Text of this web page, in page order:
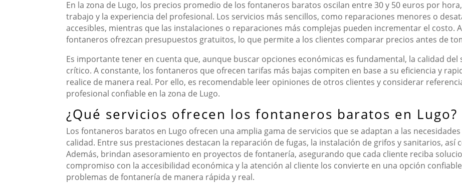
En la zona de Lugo, los precios promedio de los fontaneros baratos oscilan entre 30 y 50 euros por
trabajo y la experiencia del profesional. Los servicios más sencillos, como reparaciones menores o
accesibles, mientras que las instalaciones o reparaciones más complejas pueden incrementar el costo.
fontaneros ofrezcan presupuestos gratuitos, lo que permite a los clientes comparar precios antes de
Es importante tener en cuenta que, aunque buscar opciones económicas es fundamental, la calidad
crítico. A constante, los fontaneros que ofrecen tarifas más bajas compiten en base a su eficiencia y
realice de manera real. Por ello, es recomendable leer opiniones de otros clientes y considerar
profesional confiable en la zona de Lugo.
¿Qué servicios ofrecen los fontaneros baratos en Lugo?
Los fontaneros baratos en Lugo ofrecen una amplia gama de servicios que se adaptan a las
calidad. Entre sus prestaciones destacan la reparación de fugas, la instalación de grifos y sanitarios, así
Además, brindan asesoramiento en proyectos de fontanería, asegurando que cada cliente reciba
compromiso con la accesibilidad económica y la atención al cliente los convierte en una opción
problemas de fontanería de manera rápida y real.